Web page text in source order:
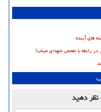
های آینده
رابطه با تفحص شهدای میناب!
نظر دهید